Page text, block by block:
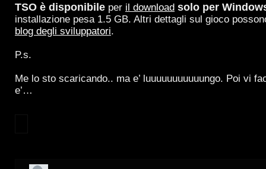
TSO è disponibile per il download solo per
installazione pesa 1.5 GB. Altri dettagli sul gioco
blog degli sviluppatori.
P.s.
Me lo sto scaricando.. ma e’ luuuuuuuuuuungo. Poi vi
e’…